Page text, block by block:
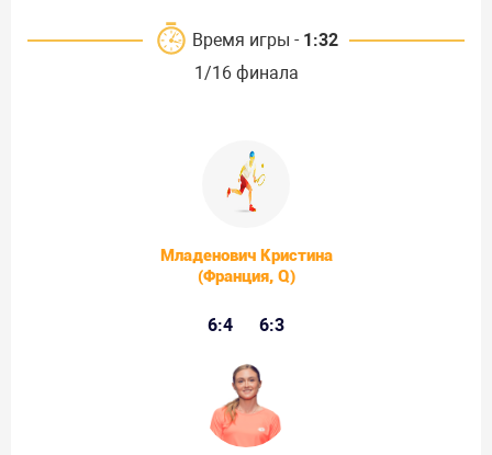
Время игры - 1:32
1/16 финала
Младенович Кристина
(Франция, Q)
6:4 6:3